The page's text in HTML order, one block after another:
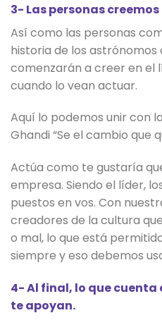
3- Las personas
Así como las personas
historia de los
comenzarán a creer en el
cuando lo vean actuar.
Aquí lo podemos unir con
Ghandi “Se el cambio que
Actúa como te gustaría
empresa. Siendo el líder,
puestos en vos. Con
creadores de la cultura
o mal, lo que está
siempre y eso debemos
4- Al final, lo que cuenta
te apoyan.